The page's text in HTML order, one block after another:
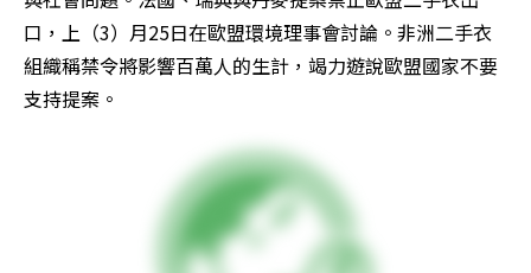
口，上（3）月25日在歐盟環境理事會討論。非洲二手衣
組織稱禁令將影響百萬人的生計，竭力遊說歐盟國家不要
支持提案。